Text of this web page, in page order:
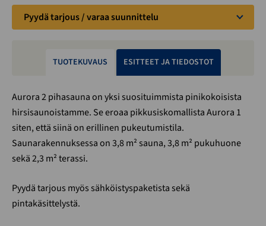
Pyydä tarjous / varaa suunnittelu
TUOTEKUVAUS ESITTEET JA TIEDOSTOT
Aurora 2 pihasauna on yksi suosituimmista pinikokoisista
hirsisaunoistamme. Se eroaa pikkusiskomallista Aurora 1
siten, että siinä on erillinen pukeutumistila.
Saunarakennuksessa on 3,8 m² sauna, 3,8 m² pukuhuone
sekä 2,3 m² terassi.
Pyydä tarjous myös sähköistyspaketista sekä
pintakäsittelystä.